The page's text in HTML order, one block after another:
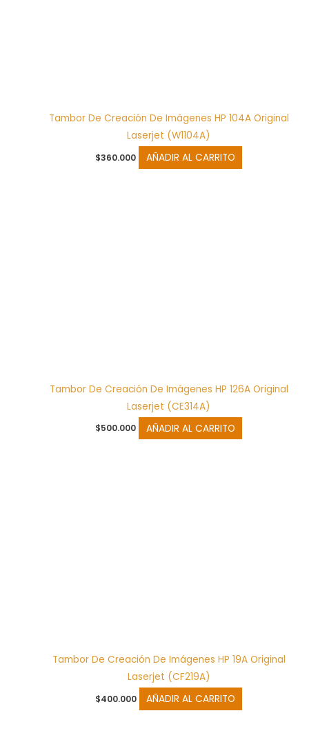
Tambor De Creación De Imágenes HP 104A Original
Laserjet (W1104A)
$360.000 AÑADIR AL CARRITO
Tambor De Creación De Imágenes HP 126A Original
Laserjet (CE314A)
$500.000 AÑADIR AL CARRITO
Tambor De Creación De Imágenes HP 19A Original
Laserjet (CF219A)
$400.000 AÑADIR AL CARRITO